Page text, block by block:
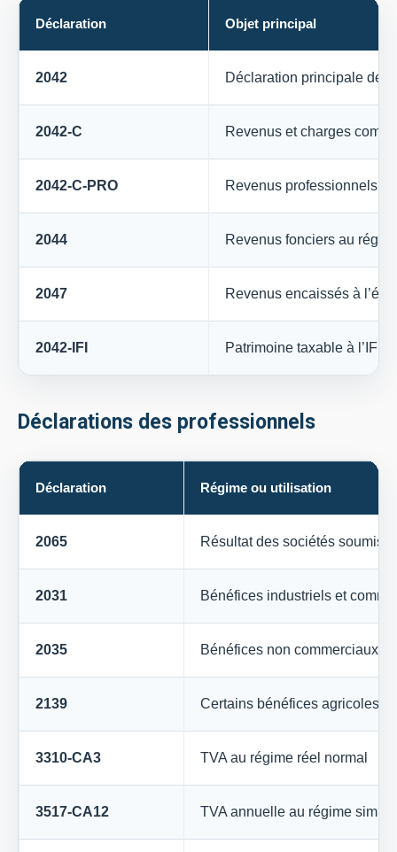
Déclaration Objet principal
2042 Déclaration principale des
2042-C Revenus et charges
2042-C-PRO Revenus professionnels
2044 Revenus fonciers au
2047 Revenus encaissés à
2042-IFI Patrimoine taxable à l’IFI
Déclarations des professionnels
Déclaration Régime ou utilisation
2065 Résultat des sociétés
2031 Bénéfices industriels et
2035 Bénéfices non commerciaux
2139 Certains bénéfices agricoles
3310-CA3 TVA au régime réel normal
3517-CA12 TVA annuelle au régime